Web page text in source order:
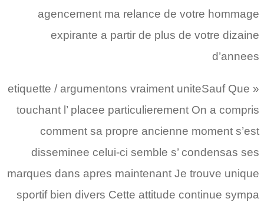
agencement ma relance de votre hommage
expirante a partir de plus de votre dizaine
d’annees
« etiquette / argumentons vraiment uniteSauf Que
touchant l’ placee particulierement On a compris
comment sa propre ancienne moment s’est
disseminee celui-ci semble s’ condensas ses
marques dans apres maintenant Je trouve unique
sportif bien divers Cette attitude continue sympa